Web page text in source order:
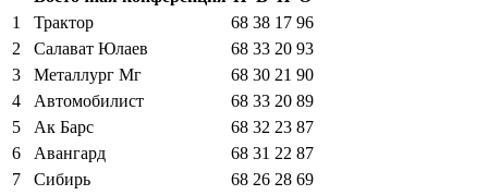
1
Трактор 68 38 17 96
2
Салават Юлаев 68 33 20 93
3
Металлург Мг 68 30 21 90
4
Автомобилист 68 33 20 89
5
Ак Барс 68 32 23 87
6
Авангард 68 31 22 87
7
Сибирь 68 26 28 69